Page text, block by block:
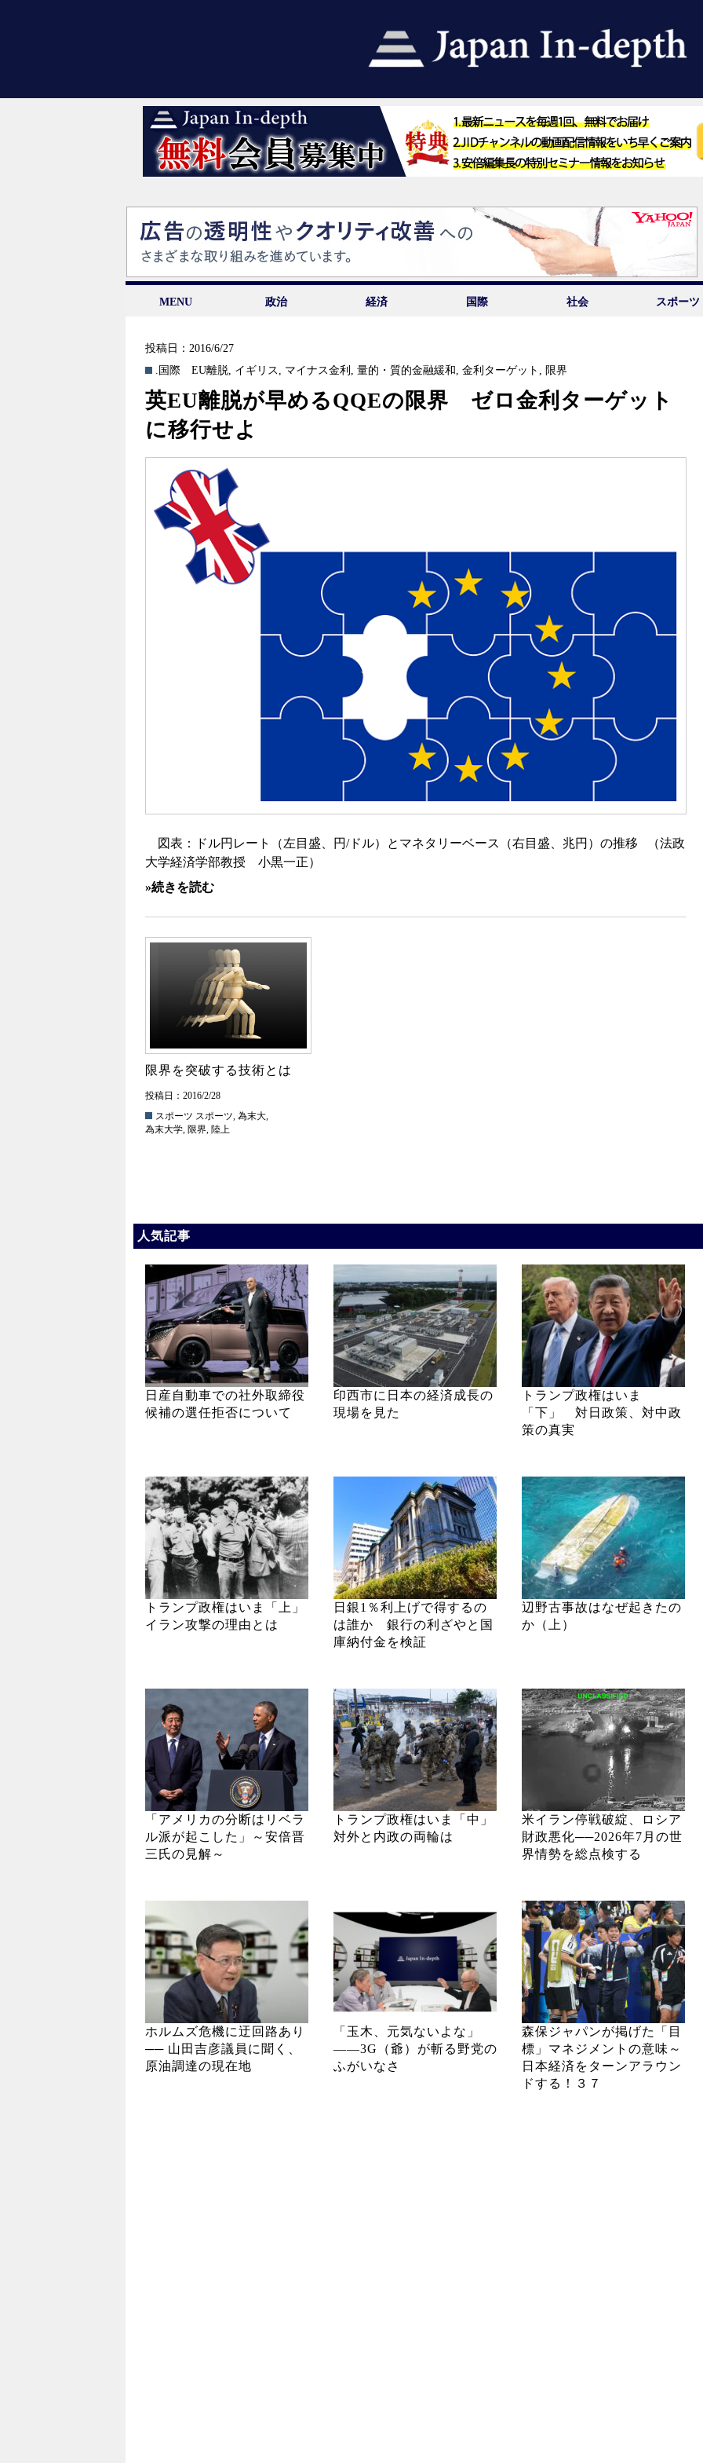
MENU 政治 経済 国際 社会 スポーツ
投稿日：2016/6/27
.国際
EU離脱, イギリス , マイナス金利 ,量的・質的金融緩和 ,金利ターゲット , 限界
英EU離脱が早めるQQEの限界 ゼロ金利ターゲット
に移行せよ
図表：ドル円レート（左目盛、円/ドル）とマネタリーベース（右目盛、兆円）の推移 （法政
大学経済学部教授 小黒一正）
»続きを読む
限界を突破する技術とは
投稿日：2016/2/28
スポーツ スポーツ, 為末大,
為末大学, 限界, 陸上
人気記事
日産自動車での社外取締役
候補の選任拒否について
印西市に日本の経済成長の
現場を見た
トランプ政権はいま
「下」 対日政策、対中政
策の真実
トランプ政権はいま「上」
イラン攻撃の理由とは
日銀1％利上げで得するの
は誰か 銀行の利ざやと国
庫納付金を検証
辺野古事故はなぜ起きたの
か（上）
「アメリカの分断はリベラ
ル派が起こした」～安倍晋
三氏の見解～
トランプ政権はいま「中」
対外と内政の両輪は
米イラン停戦破綻、ロシア
財政悪化──2026年7月の世
界情勢を総点検する
ホルムズ危機に迂回路あり
── 山田吉彦議員に聞く、
原油調達の現在地
「玉木、元気ないよな」
――3G（爺）が斬る野党の
ふがいなさ
森保ジャパンが掲げた「目
標」マネジメントの意味～
日本経済をターンアラウン
ドする！３７